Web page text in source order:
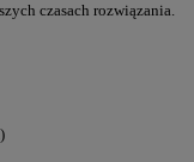
czasach rozwiązania.